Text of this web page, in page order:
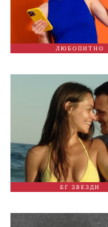
ЛЮБОПИТНО
БГ ЗВЕЗДИ